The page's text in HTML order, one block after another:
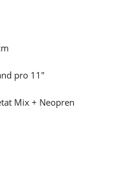
pro 11"
Mix + Neopren